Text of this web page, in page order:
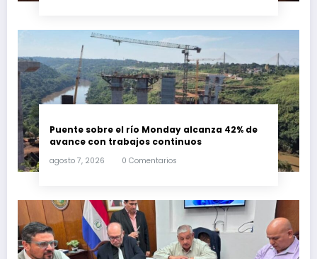
Puente sobre el río Monday alcanza 42% de
avance con trabajos continuos
agosto 7, 2026 0 Comentarios